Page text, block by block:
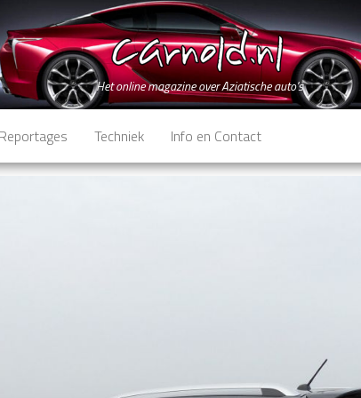
Het online magazine over Aziatische auto's
Reportages Techniek Info en Contact